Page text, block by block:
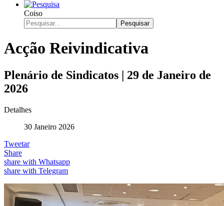
Coiso
Pesquisar
Acção Reivindicativa
Plenário de Sindicatos | 29 de Janeiro de
2026
Detalhes
30 Janeiro 2026
Tweetar
Share
share with Whatsapp
share with Telegram